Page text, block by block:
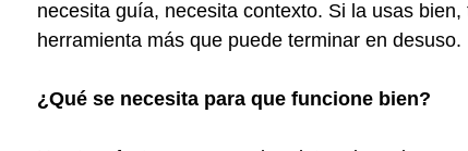
necesita guía, necesita contexto. Si la usas
herramienta más que puede terminar en desuso.
¿Qué se necesita para que funcione bien?